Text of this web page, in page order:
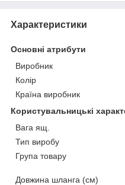
Характеристики
Основні атрибути
Виробник
Колір
Країна виробник
Користувальницькі
Вага ящ.
Тип виробу
Група товару
Довжина шланга (см)